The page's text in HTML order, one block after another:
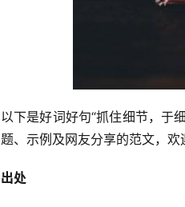
以下是好词好句“抓住细节，于
题、示例及网友分享的范文，欢
出处